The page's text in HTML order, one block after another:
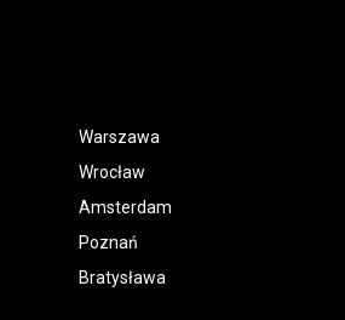
Warszawa
Wrocław
Amsterdam
Poznań
Bratysława